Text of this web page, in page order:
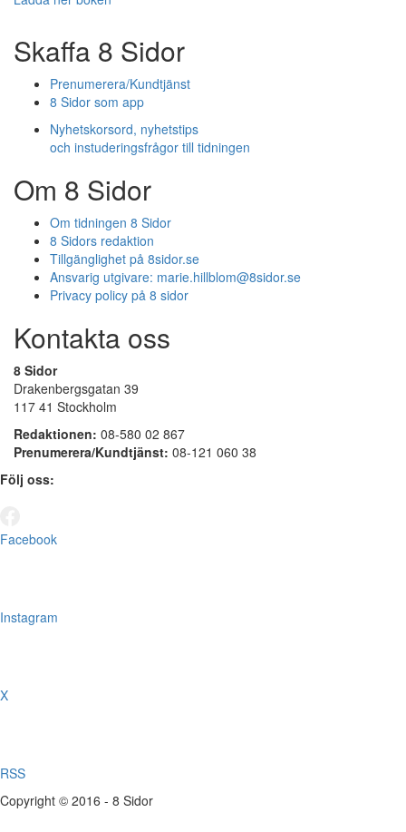
Skaffa 8 Sidor
Prenumerera/Kundtjänst
8 Sidor som app
Nyhetskorsord, nyhetstips
och instuderingsfrågor till tidningen
Om 8 Sidor
Om tidningen 8 Sidor
8 Sidors redaktion
Tillgänglighet på 8sidor.se
Ansvarig utgivare: marie.hillblom@8sidor.se
Privacy policy på 8 sidor
Kontakta oss
8 Sidor
Drakenbergsgatan 39
117 41 Stockholm
Redaktionen: 08-580 02 867
Prenumerera/Kundtjänst: 08-121 060 38
Följ oss:
Facebook
Instagram
X
RSS
Copyright © 2016 - 8 Sidor